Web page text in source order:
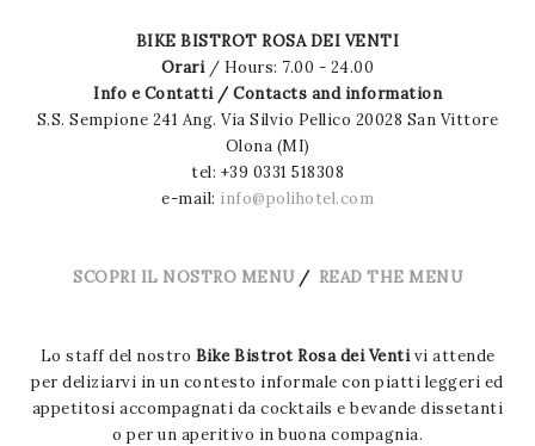
BIKE BISTROT ROSA DEI VENTI
Orari / Hours: 7.00 - 24.00
Info e Contatti / Contacts and information
S.S. Sempione 241 Ang. Via Silvio Pellico 20028 San Vittore
Olona (MI)
tel: +39 0331 518308
e-mail: info@polihotel.com
SCOPRI IL NOSTRO MENU/ READ THE MENU
Lo staff del nostro Bike Bistrot Rosa dei Ventivi attende
per deliziarvi in un contesto informale con piatti leggeri ed
appetitosi accompagnati da cocktails e bevande dissetanti
o per un aperitivo in buona compagnia.